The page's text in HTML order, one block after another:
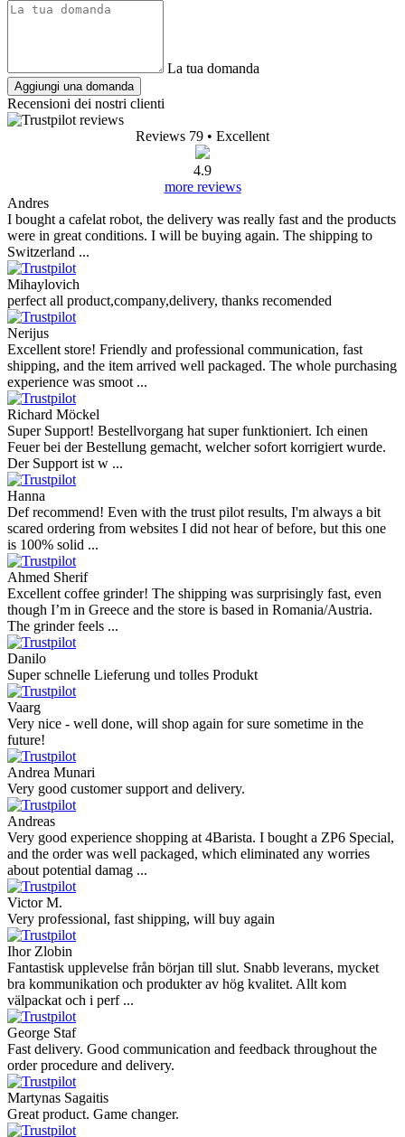
La tua domanda
Aggiungi una domanda
Recensioni dei nostri clienti
Reviews 79 • Excellent
4.9
more reviews
Andres
I bought a cafelat robot, the delivery was really fast and the products
were in great conditions. I will be buying again. The shipping to
Switzerland ...
Mihaylovich
perfect all product,company,delivery, thanks recomended
Nerijus
Excellent store! Friendly and professional communication, fast
shipping, and the item arrived well packaged. The whole purchasing
experience was smoot ...
Richard Möckel
Super Support! Bestellvorgang hat super funktioniert. Ich einen
Feuer bei der Bestellung gemacht, welcher sofort korrigiert wurde.
Der Support ist w ...
Hanna
Def recommend! Even with the trust pilot results, I'm always a bit
scared ordering from websites I did not hear of before, but this one
is 100% solid ...
Ahmed Sherif
Excellent coffee grinder! The shipping was surprisingly fast, even
though I’m in Greece and the store is based in Romania/Austria.
The grinder feels ...
Danilo
Super schnelle Lieferung und tolles Produkt
Vaarg
Very nice - well done, will shop again for sure sometime in the
future!
Andrea Munari
Very good customer support and delivery.
Andreas
Very good experience shopping at 4Barista. I bought a ZP6 Special,
and the order was well packaged, which eliminated any worries
about potential damag ...
Victor M.
Very professional, fast shipping, will buy again
Ihor Zlobin
Fantastisk upplevelse från början till slut. Snabb leverans, mycket
bra kommunikation och produkter av hög kvalitet. Allt kom
välpackat och i perf ...
George Staf
Fast delivery. Good communication and feedback throughout the
order procedure and delivery.
Martynas Sagaitis
Great product. Game changer.